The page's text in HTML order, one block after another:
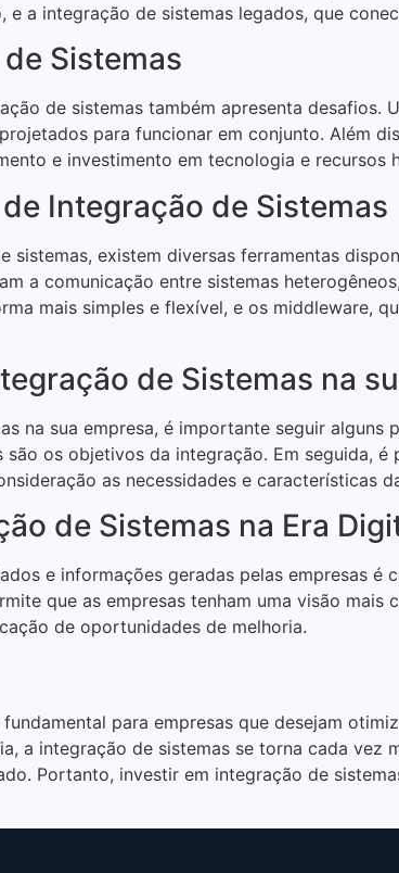
e a integração de sistemas legados, que
Sistemas
de sistemas também apresenta
para funcionar em conjunto. Além
e investimento em tecnologia e recursos
Integração de Sistemas
sistemas, existem diversas ferramentas
a comunicação entre sistemas
mais simples e flexível, e os middleware,
de Sistemas na
na sua empresa, é importante seguir alguns
os objetivos da integração. Em seguida,
as necessidades e características
de Sistemas na Era
e informações geradas pelas empresas
que as empresas tenham uma visão
de oportunidades de melhoria.
para empresas que desejam
a integração de sistemas se torna cada vez
Portanto, investir em integração de